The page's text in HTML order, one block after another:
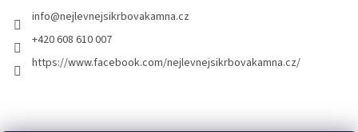
info@nejlevnejsikrbovakamna.cz
+420 608 610 007
https://www.facebook.com/nejlevnejsikrbovakamna.cz/